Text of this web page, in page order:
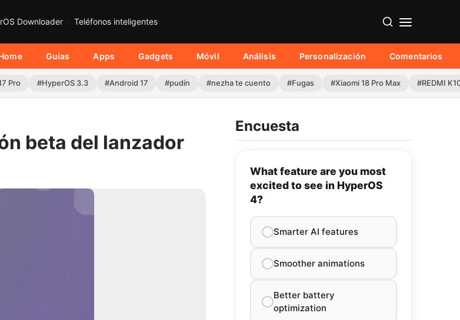
Downloader Teléfonos inteligentes
Guías Apps Gadgets Móvil Análisis Personalización Comentarios
Pro #HyperOS 3.3 #Android 17 #pudín #nezha te cuento #Fugas #Xiaomi 18 Pro Max #REDMI
beta del lanzador
Encuesta
What feature are you most
excited to see in HyperOS
4?
Smarter AI features
Smoother animations
Better battery
optimization